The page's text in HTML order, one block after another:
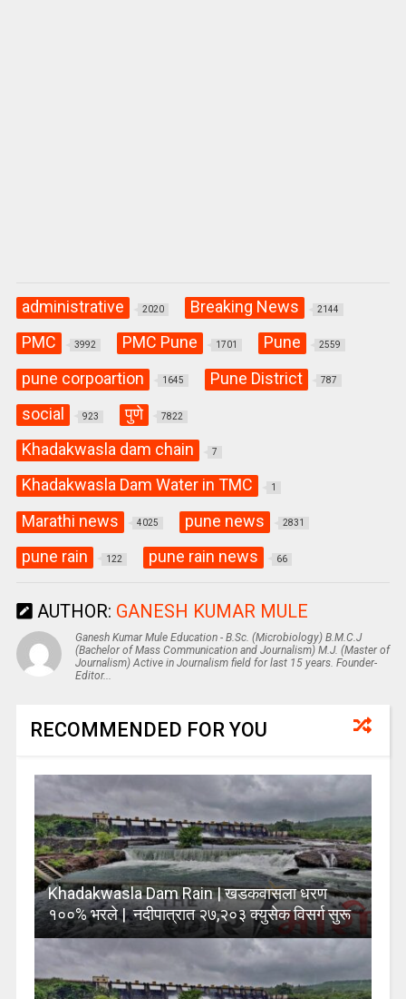
administrative 2020 Breaking News 2144
PMC 3992 PMC Pune 1701 Pune 2559
pune corpoartion 1645 Pune District 787
social 923 पुणे 7822
Khadakwasla dam chain 7
Khadakwasla Dam Water in TMC 1
Marathi news 4025 pune news 2831
pune rain 122 pune rain news 66
AUTHOR: GANESH KUMAR MULE
Ganesh Kumar Mule Education - B.Sc. (Microbiology) B.M.C.J
(Bachelor of Mass Communication and Journalism) M.J. (Master of
Journalism) Active in Journalism field for last 15 years. Founder-
Editor...
RECOMMENDED FOR YOU
Khadakwasla Dam Rain | खडकवासला धरण
१००% भरले | नदीपात्रात २७,२०३ क्युसेक विसर्ग सुरू